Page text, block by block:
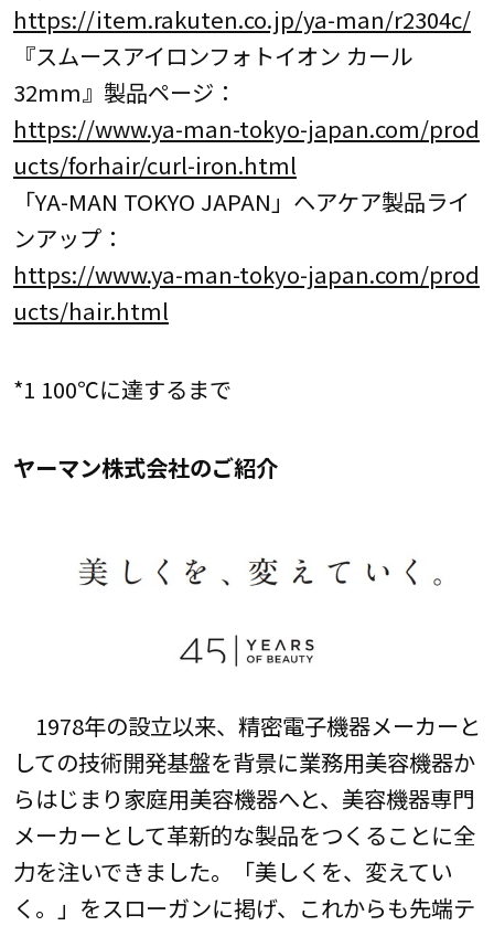
https://item.rakuten.co.jp/ya-man/r2304c/
『スムースアイロンフォトイオン カール
32mm』製品ページ：
https://www.ya-man-tokyo-japan.com/prod
ucts/forhair/curl-iron.html
「YA-MAN TOKYO JAPAN」ヘアケア製品ライ
ンアップ：
https://www.ya-man-tokyo-japan.com/prod
ucts/hair.html
*1 100℃に達するまで
ヤーマン株式会社のご紹介
1978年の設立以来、精密電子機器メーカーと
しての技術開発基盤を背景に業務用美容機器か
らはじまり家庭用美容機器へと、美容機器専門
メーカーとして革新的な製品をつくることに全
力を注いできました。「美しくを、変えてい
く。」をスローガンに掲げ、これからも先端テ